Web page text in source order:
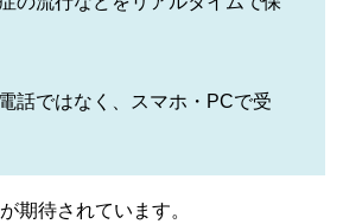
話ではなく、スマホ・PCで受
期待されています。